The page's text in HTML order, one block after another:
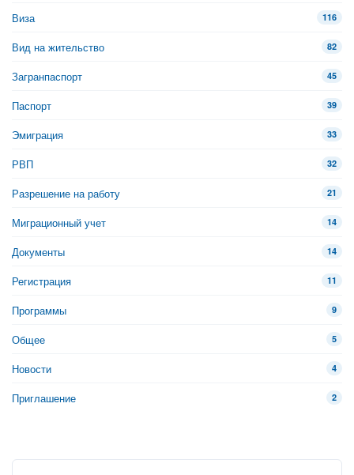
Виза 116
Вид на жительство 82
Загранпаспорт 45
Паспорт 39
Эмиграция 33
РВП 32
Разрешение на работу 21
Миграционный учет 14
Документы 14
Регистрация 11
Программы 9
Общее 5
Новости 4
Приглашение 2